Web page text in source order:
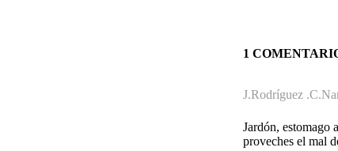
1
J.Rodríguez
Jardón, estomago
proveches el mal